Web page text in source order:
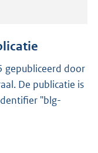
gepubliceerd door
De publicatie is
"blg-